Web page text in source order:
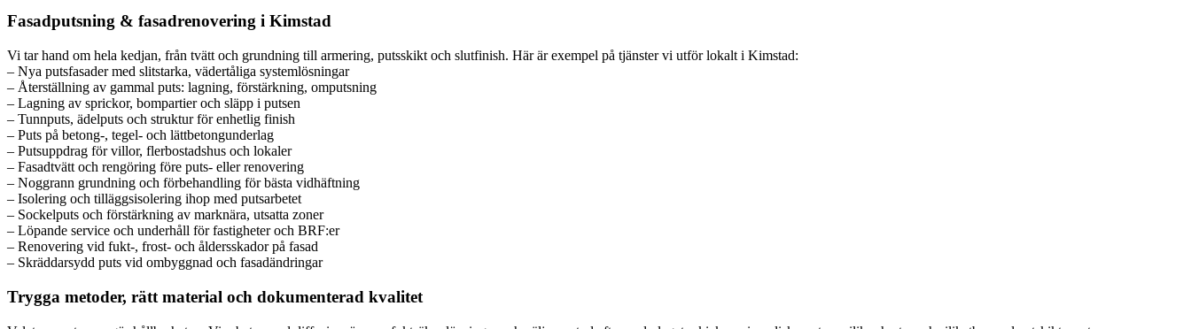
Fasadputsning & fasadrenovering i Kimstad
Vi tar hand om hela kedjan, från tvätt och grundning till armering, putsskikt och slutfinish. Här är exempel på tjänster vi utför lokalt i Kimstad:
– Nya putsfasader med slitstarka, vädertåliga systemlösningar
– Återställning av gammal puts: lagning, förstärkning, omputsning
– Lagning av sprickor, bompartier och släpp i putsen
– Tunnputs, ädelputs och struktur för enhetlig finish
– Puts på betong-, tegel- och lättbetongunderlag
– Putsuppdrag för villor, flerbostadshus och lokaler
– Fasadtvätt och rengöring före puts- eller renovering
– Noggrann grundning och förbehandling för bästa vidhäftning
– Isolering och tilläggsisolering ihop med putsarbetet
– Sockelputs och förstärkning av marknära, utsatta zoner
– Löpande service och underhåll för fastigheter och BRF:er
– Renovering vid fukt-, frost- och åldersskador på fasad
– Skräddarsydd puts vid ombyggnad och fasadändringar
Trygga metoder, rätt material och dokumenterad kvalitet